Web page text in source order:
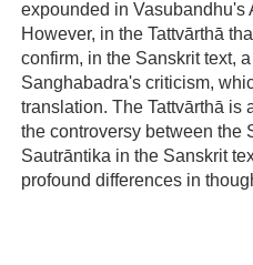
expounded in Vasubandhu's
However, in the Tattvārthā
confirm, in the Sanskrit text,
Sanghabadra's criticism,
translation. The Tattvārthā is
the controversy between the
Sautrāntika in the Sanskrit
profound differences in